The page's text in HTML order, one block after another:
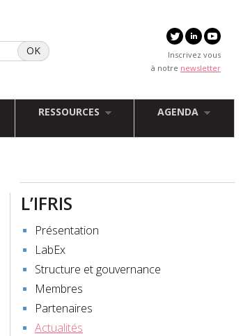
Inscrivez vous
à notre newsletter
RESSOURCES AGENDA
L’IFRIS
Présentation
LabEx
Structure et gouvernance
Membres
Partenaires
Actualités